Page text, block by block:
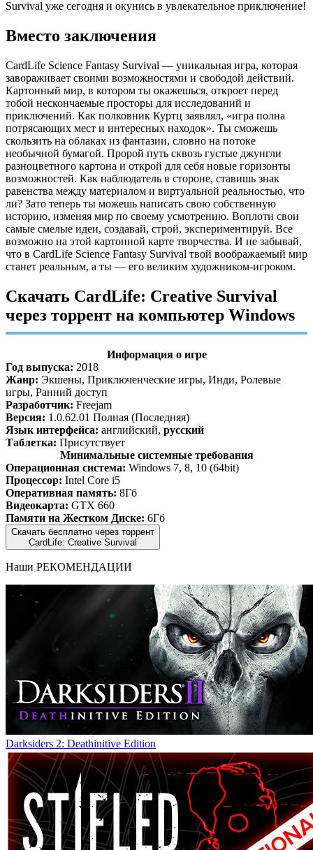
Survival уже сегодня и окунись в увлекательное приключение!
Вместо заключения
CardLife Science Fantasy Survival — уникальная игра, которая
завораживает своими возможностями и свободой действий.
Картонный мир, в котором ты окажешься, откроет перед
тобой нескончаемые просторы для исследований и
приключений. Как полковник Куртц заявлял, «игра полна
потрясающих мест и интересных находок». Ты сможешь
скользить на облаках из фантазии, словно на потоке
необычной бумагой. Пророй путь сквозь густые джунгли
разноцветного картона и открой для себя новые горизонты
возможностей. Как наблюдатель в стороне, ставишь знак
равенства между материалом и виртуальной реальностью, что
ли? Зато теперь ты можешь написать свою собственную
историю, изменяя мир по своему усмотрению. Воплоти свои
самые смелые идеи, создавай, строй, экспериментируй. Все
возможно на этой картонной карте творчества. И не забывай,
что в CardLife Science Fantasy Survival твой воображаемый мир
станет реальным, а ты — его великим художником-игроком.
Скачать CardLife: Creative Survival
через торрент на компьютер Windows
Информация о игре
Год выпуска: 2018
Жанр: Экшены, Приключенческие игры, Инди, Ролевые
игры, Ранний доступ
Разработчик: Freejam
Версия: 1.0.62.01 Полная (Последняя)
Язык интерфейса: английский, русский
Таблетка: Присутствует
Минимальные системные требования
Операционная система: Windows 7, 8, 10 (64bit)
Процессор: Intel Core i5
Оперативная память: 8Гб
Видеокарта: GTX 660
Памяти на Жестком Диске: 6Гб
Скачать бесплатно через торрент
CardLife: Creative Survival
Наши РЕКОМЕНДАЦИИ
Darksiders 2: Deathinitive Edition